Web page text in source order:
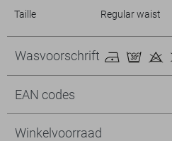
Taille
Regular waist
Wasvoorschrift
EAN codes
Winkelvoorraad